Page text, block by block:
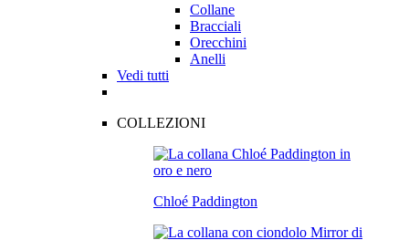
Collane
Bracciali
Orecchini
Anelli
Vedi tutti
COLLEZIONI
Chloé Paddington